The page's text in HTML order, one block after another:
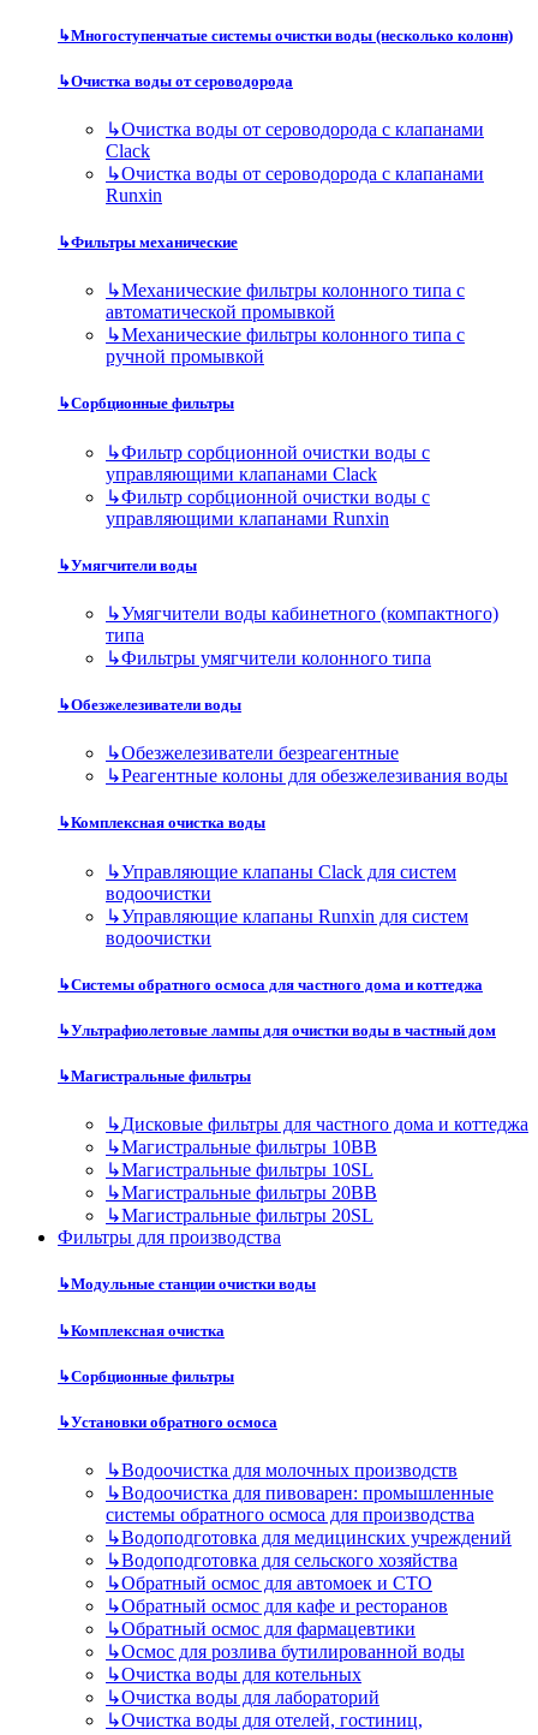
↳Многоступенчатые системы очистки воды (несколько колонн)
↳Очистка воды от сероводорода
↳Очистка воды от сероводорода с клапанами
Clack
↳Очистка воды от сероводорода с клапанами
Runxin
↳Фильтры механические
↳Механические фильтры колонного типа с
автоматической промывкой
↳Механические фильтры колонного типа с
ручной промывкой
↳Сорбционные фильтры
↳Фильтр сорбционной очистки воды с
управляющими клапанами Clack
↳Фильтр сорбционной очистки воды с
управляющими клапанами Runxin
↳Умягчители воды
↳Умягчители воды кабинетного (компактного)
типа
↳Фильтры умягчители колонного типа
↳Обезжелезиватели воды
↳Обезжелезиватели безреагентные
↳Реагентные колоны для обезжелезивания воды
↳Комплексная очистка воды
↳Управляющие клапаны Clack для систем
водоочистки
↳Управляющие клапаны Runxin для систем
водоочистки
↳Системы обратного осмоса для частного дома и коттеджа
↳Ультрафиолетовые лампы для очистки воды в частный дом
↳Магистральные фильтры
↳Дисковые фильтры для частного дома и коттеджа
↳Магистральные фильтры 10BB
↳Магистральные фильтры 10SL
↳Магистральные фильтры 20BB
↳Магистральные фильтры 20SL
Фильтры для производства
↳Модульные станции очистки воды
↳Комплексная очистка
↳Сорбционные фильтры
↳Установки обратного осмоса
↳Водоочистка для молочных производств
↳Водоочистка для пивоварен: промышленные
системы обратного осмоса для производства
↳Водоподготовка для медицинских учреждений
↳Водоподготовка для сельского хозяйства
↳Обратный осмос для автомоек и СТО
↳Обратный осмос для кафе и ресторанов
↳Обратный осмос для фармацевтики
↳Осмос для розлива бутилированной воды
↳Очистка воды для котельных
↳Очистка воды для лабораторий
↳Очистка воды для отелей, гостиниц,